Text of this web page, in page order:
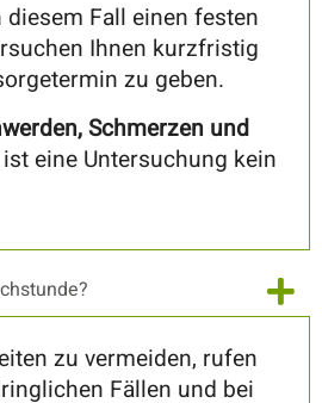
diesem Fall einen festen
Ihnen kurzfristig
zu geben.
Schmerzen und
ist eine Untersuchung kein
zu vermeiden, rufen
Fällen und bei